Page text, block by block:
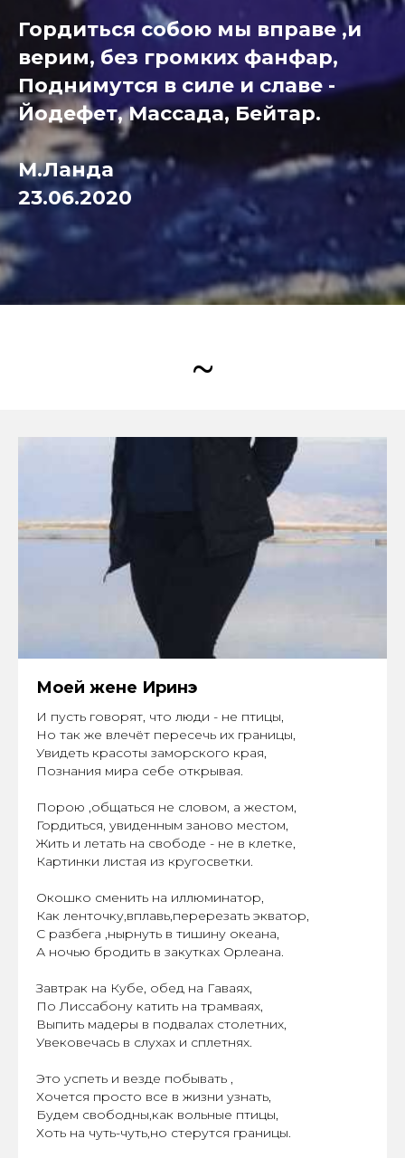
Гордиться собою мы вправе ,и
верим, без громких фанфар,
Поднимутся в силе и славе -
Йодефет, Массада, Бейтар.
М.Ланда
23.06.2020
~
Моей жене Иринэ
И пусть говорят, что люди - не птицы,
Но так же влечёт пересечь их границы,
Увидеть красоты заморского края,
Познания мира себе открывая.
Порою ,общаться не словом, а жестом,
Гордиться, увиденным заново местом,
Жить и летать на свободе - не в клетке,
Картинки листая из кругосветки.
Окошко сменить на иллюминатор,
Как ленточку,вплавь,перерезать экватор,
С разбега ,нырнуть в тишину океана,
А ночью бродить в закутках Орлеана.
Завтрак на Кубе, обед на Гаваях,
По Лиссабону катить на трамваях,
Выпить мадеры в подвалах столетних,
Увековечась в слухах и сплетнях.
Это успеть и везде побывать ,
Хочется просто все в жизни узнать,
Будем свободны,как вольные птицы,
Хоть на чуть-чуть,но стерутся границы.